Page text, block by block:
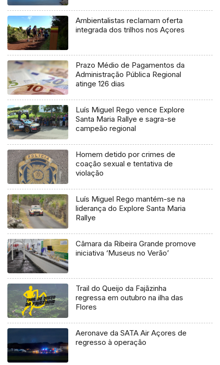
Ambientalistas reclamam oferta
integrada dos trilhos nos Açores
Prazo Médio de Pagamentos da
Administração Pública Regional
atinge 126 dias
Luís Miguel Rego vence Explore
Santa Maria Rallye e sagra-se
campeão regional
Homem detido por crimes de
coação sexual e tentativa de
violação
Luís Miguel Rego mantém-se na
liderança do Explore Santa Maria
Rallye
Câmara da Ribeira Grande promove
iniciativa ‘Museus no Verão’
Trail do Queijo da Fajãzinha
regressa em outubro na ilha das
Flores
Aeronave da SATA Air Açores de
regresso à operação